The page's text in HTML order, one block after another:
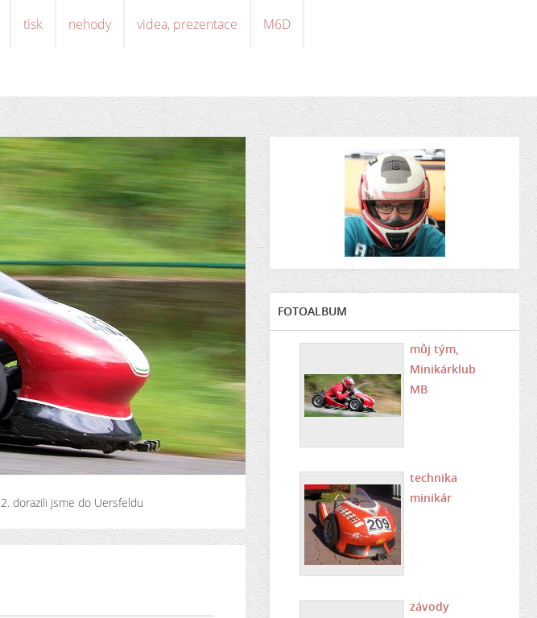
tisk nehody videa, prezentace M6D
2. dorazili jsme do Uersfeldu
FOTOALBUM
můj tým,
Minikárklub
MB
technika
minikár
závody